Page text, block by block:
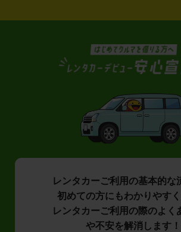
レンタカーご利用の基本的な
初めての方にもわかりやすく
レンタカーご利用の際のよく
や不安を解消します！